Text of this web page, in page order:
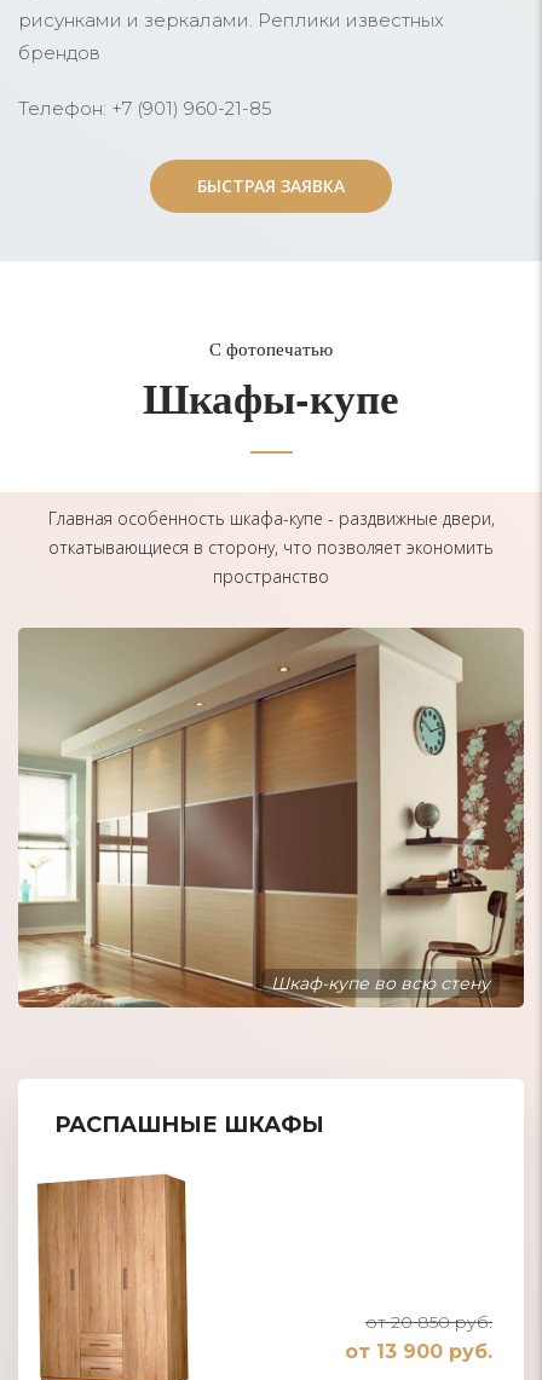
рисунками и зеркалами. Реплики известных
брендов
Телефон: +7 (901) 960-21-85
БЫСТРАЯ ЗАЯВКА
БЫСТРАЯ ЗАЯВКА
С фотопечатью
Шкафы-купе
Главная особенность шкафа-купе - раздвижные двери,
откатывающиеся в сторону, что позволяет экономить
пространство
Шкаф-купе встроенный в нишу
РАСПАШНЫЕ ШКАФЫ
от 20 850 руб.
от 13 900 руб.